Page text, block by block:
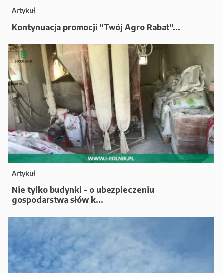
Artykuł
Kontynuacja promocji "Twój Agro Rabat"...
Artykuł
Nie tylko budynki – o ubezpieczeniu
gospodarstwa słów k...